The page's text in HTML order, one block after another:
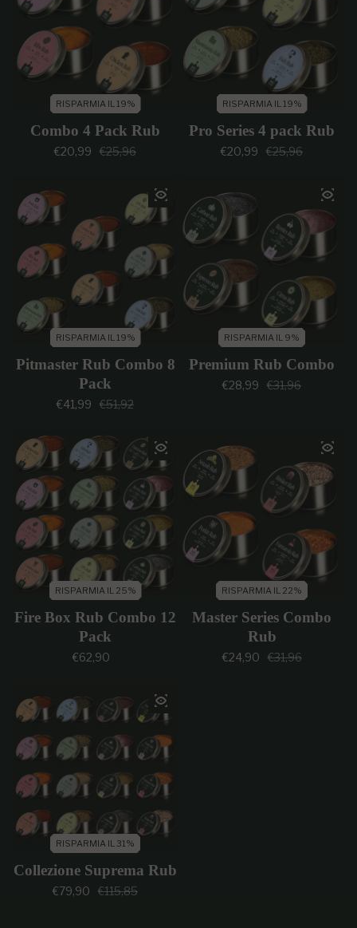
RISPARMIA IL 19%
Combo 4 Pack Rub
Prezzo di vendita
€20,99 Prezzo regolare
€25,96
RISPARMIA IL 19%
Pro Series 4 pack Rub
Prezzo di
€20,99 Prezzo
€25,96
RISPARMIA IL 19%
Pitmaster Rub Combo 8
Pack
Prezzo di vendita
€41,99 Prezzo regolare
€51,92
RISPARMIA IL 9%
Premium Rub Combo
Prezzo di
€28,99 Prezzo
€31,96
RISPARMIA IL 25%
Fire Box Rub Combo 12
Pack
Prezzo regolare
€62,90
RISPARMIA IL 22%
Master Series Combo
Rub
Prezzo di
€24,90 Prezzo
€31,96
RISPARMIA IL 31%
Collezione Suprema Rub
Prezzo di vendita
€79,90 Prezzo regolare
€115,85